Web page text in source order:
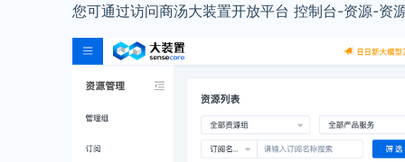
您可通过访问商汤大装置开放平台 控制台-资源-资